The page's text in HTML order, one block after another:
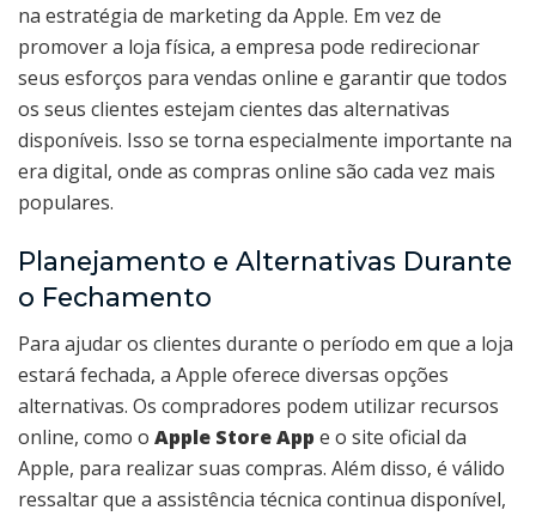
na estratégia de marketing da Apple. Em vez de
promover a loja física, a empresa pode redirecionar
seus esforços para vendas online e garantir que todos
os seus clientes estejam cientes das alternativas
disponíveis. Isso se torna especialmente importante na
era digital, onde as compras online são cada vez mais
populares.
Planejamento e Alternativas Durante
o Fechamento
Para ajudar os clientes durante o período em que a loja
estará fechada, a Apple oferece diversas opções
alternativas. Os compradores podem utilizar recursos
online, como o Apple Store App e o site oficial da
Apple, para realizar suas compras. Além disso, é válido
ressaltar que a assistência técnica continua disponível,